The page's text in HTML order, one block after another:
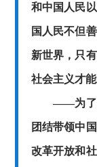
和中国人民
国人民不但
新世界，只
社会主义才
——为了实
团结带领中
改革开放和